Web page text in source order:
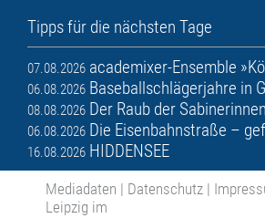
Tipps für die nächsten Tage
07.08.2026 academixer-Ensemble
06.08.2026 Baseballschlägerjahre in
08.08.2026 Der Raub der Sabinerinnen
06.08.2026 Die Eisenbahnstraße –
16.08.2026 HIDDENSEE
Mediadaten | Datenschutz |
Leipzig im